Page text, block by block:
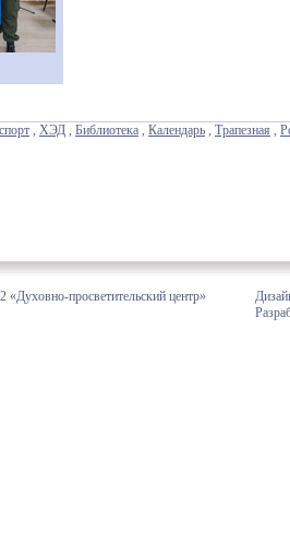
, ХЭД , Библиотека , Календарь , Трапезная ,
«Духовно-просветительский центр»